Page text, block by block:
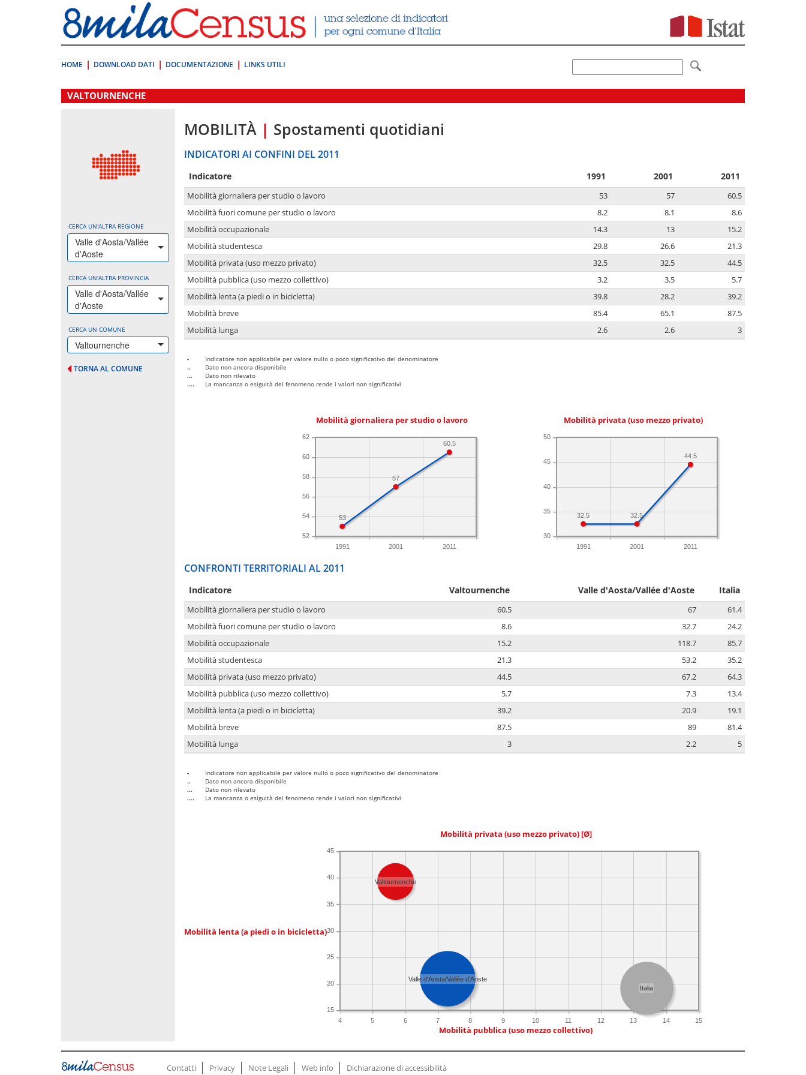
direttamente
a:
Contenuto
HOME DOWNLOAD DATI DOCUMENTAZIONE LINKS UTILI
.
VALTOURNENCHE
CERCA UN'ALTRA REGIONE
Valle d'Aosta/Vallée
d'Aoste
CERCA UN'ALTRA PROVINCIA
Valle d'Aosta/Vallée
d'Aoste
CERCA UN COMUNE
Valtournenche
TORNA AL COMUNE
MOBILITÀ | Spostamenti quotidiani
INDICATORI AI CONFINI DEL 2011
Indicatore 1991 2001 2011
Mobilità giornaliera per studio o lavoro 53 57
60.5
Mobilità fuori comune per studio o lavoro
8.2 8.1
8.6
Mobilità occupazionale
14.3 13
15.2
Mobilità studentesca
29.8 26.6
21.3
Mobilità privata (uso mezzo privato)
32.5 32.5
44.5
Mobilità pubblica (uso mezzo collettivo)
3.2 3.5
5.7
Mobilità lenta (a piedi o in bicicletta)
39.8 28.2
39.2
Mobilità breve
85.4 65.1
87.5
Mobilità lunga
2.6 2.6 3
-
Indicatore non applicabile per valore nullo o poco significativo del denominatore
..
Dato non ancora disponibile
...
Dato non rilevato
....
La mancanza o esiguità del fenomeno rende i valori non significativi
Mobilità giornaliera per studio o lavoro
1991 2001 2011
52
54
56
58
60
62
60.5
57
53
Mobilità privata (uso mezzo privato)
1991 2001 2011
30
35
40
45
50
44.5
32.5
32.5
CONFRONTI TERRITORIALI AL 2011
Indicatore Valtournenche Valle d'Aosta/Vallée d'Aoste Italia
Mobilità giornaliera per studio o lavoro 60.5 67
61.4
Mobilità fuori comune per studio o lavoro
8.6 32.7
24.2
Mobilità occupazionale
15.2 118.7
85.7
Mobilità studentesca
21.3 53.2
35.2
Mobilità privata (uso mezzo privato)
44.5 67.2
64.3
Mobilità pubblica (uso mezzo collettivo)
5.7 7.3
13.4
Mobilità lenta (a piedi o in bicicletta)
39.2 20.9
19.1
Mobilità breve
87.5 89
81.4
Mobilità lunga
3 2.2 5
-
Indicatore non applicabile per valore nullo o poco significativo del denominatore
..
Dato non ancora disponibile
...
Dato non rilevato
....
La mancanza o esiguità del fenomeno rende i valori non significativi
Mobilità privata (uso mezzo privato) [Ø]
Mobilità lenta (a piedi o in bicicletta)
4 5 6 7 8 9 10 11 12 13 14 15
15
20
25
30
35
40
45
Valle d'Aosta/Vallée d'Aoste
Italia
Valtournenche
Mobilità pubblica (uso mezzo collettivo)
Contatti Privacy Note Legali Web info Dichiarazione di accessibilità